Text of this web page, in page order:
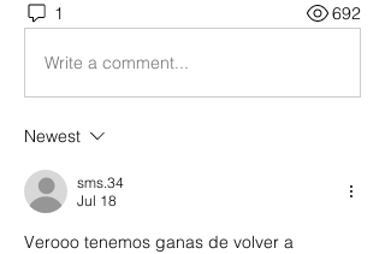
1 692
Write a comment...
Newest
sms.34
Jul 18
Verooo tenemos ganas de volver a